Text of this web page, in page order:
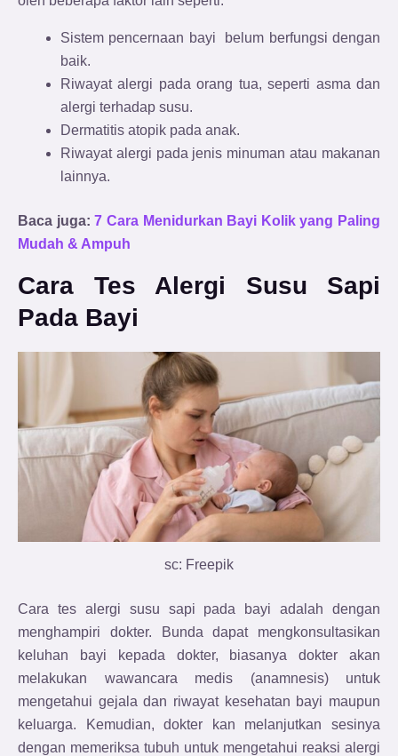
Sistem pencernaan bayi belum berfungsi dengan
baik.
Riwayat alergi pada orang tua, seperti asma dan
alergi terhadap susu.
Dermatitis atopik pada anak.
Riwayat alergi pada jenis minuman atau makanan
lainnya.
Baca juga:7 Cara Menidurkan Bayi Kolik yang Paling
Mudah & Ampuh
Cara Tes Alergi Susu Sapi
Pada Bayi
sc: Freepik
Cara tes alergi susu sapi pada bayi adalah dengan
menghampiri dokter. Bunda dapat mengkonsultasikan
keluhan bayi kepada dokter, biasanya dokter akan
melakukan wawancara medis (anamnesis) untuk
mengetahui gejala dan riwayat kesehatan bayi maupun
keluarga. Kemudian, dokter kan melanjutkan sesinya
dengan memeriksa tubuh untuk mengetahui reaksi alergi